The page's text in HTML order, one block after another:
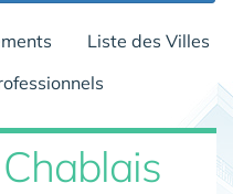
Liste des Villes